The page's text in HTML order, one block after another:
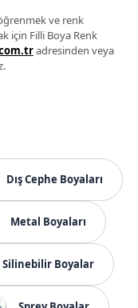
ve renk
için Filli Boya Renk
adresinden veya
Dış Cephe Boyaları
Metal Boyaları
Silinebilir Boyalar